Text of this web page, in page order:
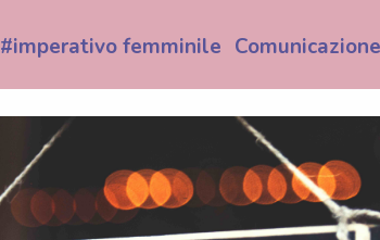
#imperativo femminile Comunicazione